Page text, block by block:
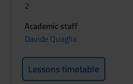
2
Academic staff
Davide Quaglia
Lessons timetable